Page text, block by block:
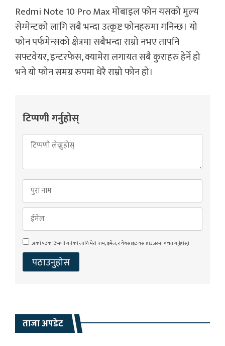
Redmi Note 10 Pro Max मोबाइल फोन यसको मुल्य
सेग्मेन्टको लागि सबै भन्दा उत्कृष्ट फोनहरुमा गनिन्छ। यो
फोन पर्फमेन्सको क्षेत्रमा सबैभन्दा राम्रो नभए तापनि
सफ्टवेयर, इन्टरफेस, क्यामेरा लगायत सबै कुराहरु हेर्ने हो
भने यो फोन समग्र रुपमा धेरै राम्रो फोन हो।
टिप्पणी गर्नुहोस्
अर्को पटक टिप्पणी गर्नको लागि मेरो नाम, इमेल, र वेबसाइट यस ब्राउजरमा बचत गर्नुहोस्।
ताजा अपडेट